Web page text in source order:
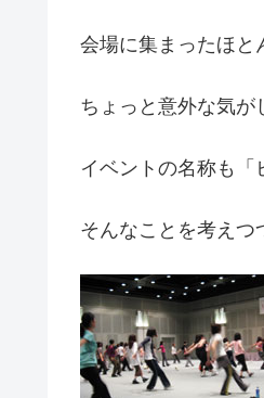
会場に集まったほと
ちょっと意外な気が
イベントの名称も「
そんなことを考えつ